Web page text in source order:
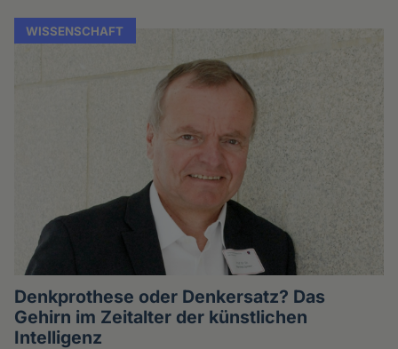
WISSENSCHAFT
Denkprothese oder Denkersatz? Das
Gehirn im Zeitalter der künstlichen
Intelligenz